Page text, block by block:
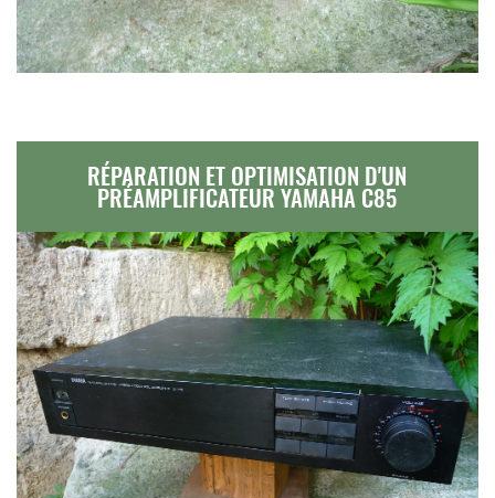
RÉPARATION ET OPTIMISATION D'UN
PRÉAMPLIFICATEUR YAMAHA C85